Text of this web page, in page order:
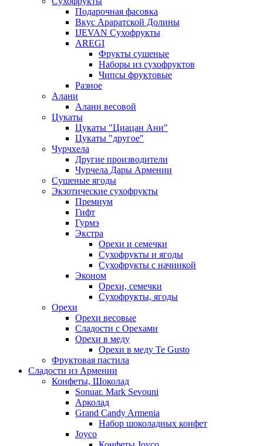
Подарочная фасовка
Вкус Араратской Долины
IJEVAN Сухофрукты
AREGI
Фрукты сушеные
Наборы из сухофруктов
Чипсы фруктовые
Разное
Алани
Алани весовой
Цукаты
Цукаты "Циацан Ани"
Цукаты "другое"
Чурчхела
Другие производители
Чурчела Дары Армении
Сушеные ягоды
Экзотические сухофрукты
Премиум
Гифт
Гурмэ
Экстра
Орехи и семечки
Сухофрукты и ягоды
Сухофрукты с начинкой
Эконом
Орехи, семечки
Сухофрукты, ягоды
Орехи
Орехи весовые
Сладости с Орехами
Орехи в меду
Орехи в меду Te Gusto
Фруктовая пастила
Сладости из Армении
Конфеты, Шоколад
Sonuar. Mark Sevouni
Арколад
Grand Candy Armenia
Набор шоколадных конфет
Joyco